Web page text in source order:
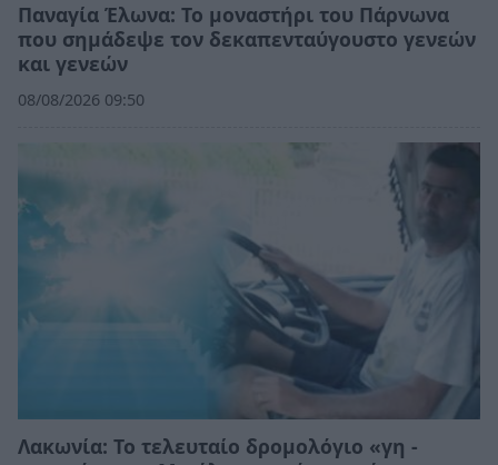
Παναγία Έλωνα: Το μοναστήρι του Πάρνωνα
που σημάδεψε τον δεκαπενταύγουστο γενεών
και γενεών
08/08/2026 09:50
Λακωνία: Το τελευταίο δρομολόγιο «γη -